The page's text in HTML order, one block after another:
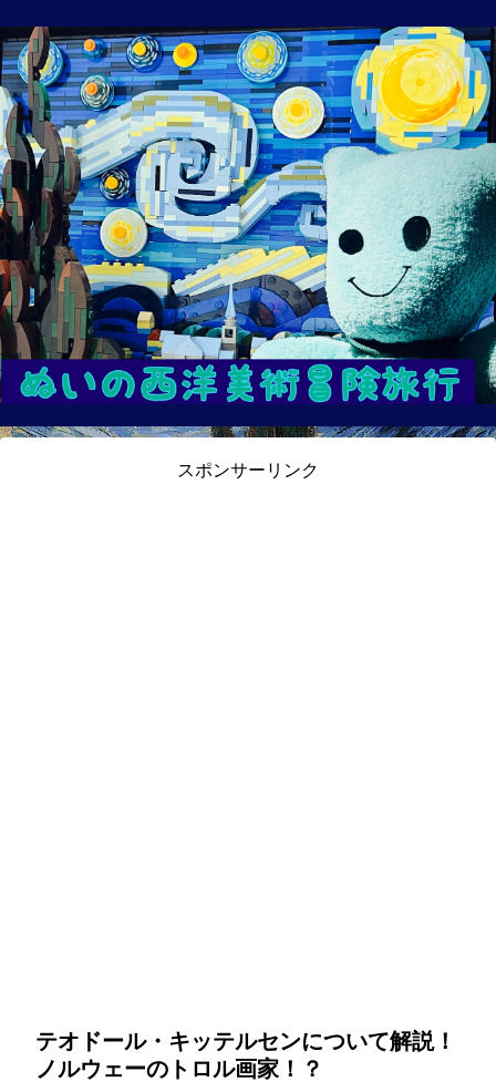
スポンサーリンク
テオドール・キッテルセンについて解説！
ノルウェーのトロル画家！？